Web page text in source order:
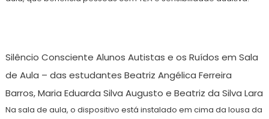
Silêncio Consciente Alunos Autistas e os Ruídos em Sala
de Aula – das estudantes Beatriz Angélica Ferreira
Barros, Maria Eduarda Silva Augusto e Beatriz da Silva Lara
Na sala de aula, o dispositivo está instalado em cima da lousa da